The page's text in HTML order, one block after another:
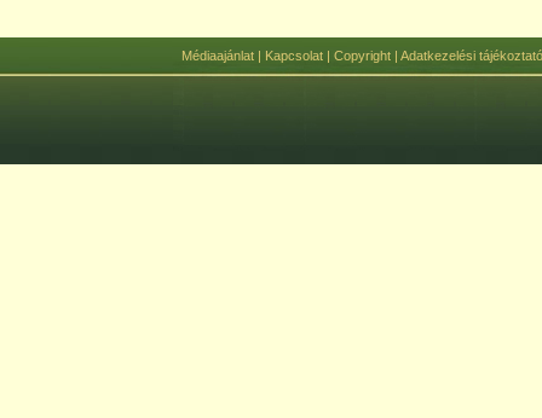
Médiaajánlat| Kapcsolat| Copyright| Adatkezelési tájékoztató